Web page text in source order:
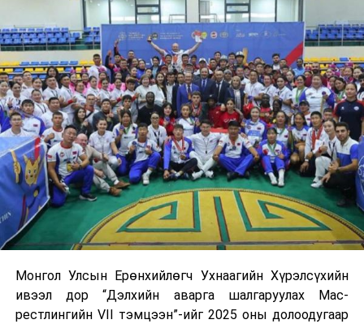
Монгол Улсын Ерөнхийлөгч Ухнаагийн Хүрэлсүхийн
ивээл дор “Дэлхийн аварга шалгаруулах Мас-
рестлингийн VII тэмцээн”-ийг 2025 оны долоодугаар